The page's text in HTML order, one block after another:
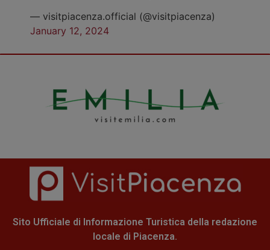
— visitpiacenza.official (@visitpiacenza)
January 12, 2024
Sito Ufficiale di Informazione Turistica della redazione
locale di Piacenza.